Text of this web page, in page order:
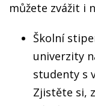
můžete zvážit i
Školní
univerzity
studenty s
Zjistěte si,